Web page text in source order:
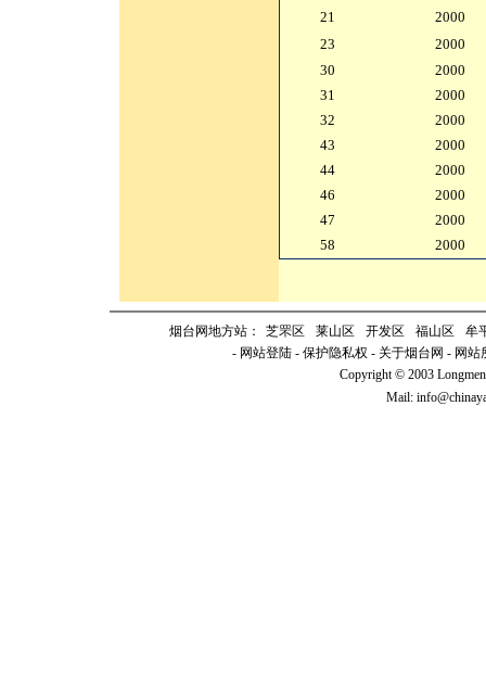
21
2000
23
2000
30
2000
31
2000
32
2000
43
2000
44
2000
46
2000
47
2000
58
2000